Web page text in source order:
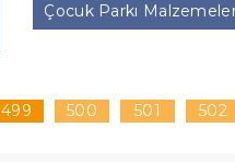
Çocuk Parkı
499 500 501 502